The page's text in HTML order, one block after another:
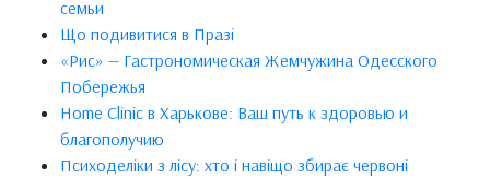
семьи
Що подивитися в Празі
«Рис» — Гастрономическая Жемчужина Одесского
Побережья
Home Clinic в Харькове: Ваш путь к здоровью и
благополучию
Психоделіки з лісу: хто і навіщо збирає червоні